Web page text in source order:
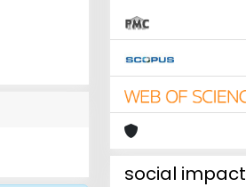
social impact